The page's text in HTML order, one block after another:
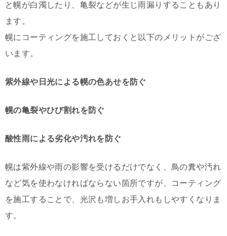
と幌が白濁したり、亀裂などが生じ雨漏りすることもあり
ます。
幌にコーティングを施工しておくと以下のメリットがござ
います。
紫外線や日光による幌の色あせを防ぐ
幌の亀裂やひび割れを防ぐ
酸性雨による劣化や汚れを防ぐ
幌は紫外線や雨の影響を受けるだけでなく、鳥の糞や汚れ
など気を使わなければならない箇所ですが、コーティング
を施工することで、光沢も増しお手入れもしやすくなりま
す。